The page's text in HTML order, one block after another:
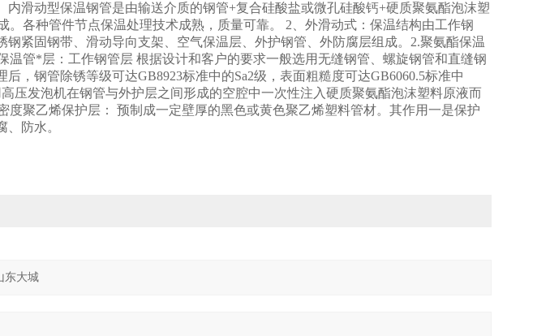
滑动型保温钢管是由输送介质的钢管+复合硅酸盐或微孔硅酸钙+硬质聚氨酯泡沫塑
。各种管件节点保温处理技术成熟，质量可靠。 2、外滑动式：保温结构由工作钢
紧固钢带、滑动导向支架、空气保温层、外护钢管、外防腐层组成。2.聚氨酯保温
温管*层：工作钢管层 根据设计和客户的要求一般选用无缝钢管、螺旋钢管和直缝钢
，钢管除锈等级可达GB8923标准中的Sa2级，表面粗糙度可达GB6060.5标准中
压发泡机在钢管与外护层之间形成的空腔中一次性注入硬质聚氨酯泡沫塑料原液而
度聚乙烯保护层： 预制成一定壁厚的黑色或黄色聚乙烯塑料管材。其作用一是保护
防水。